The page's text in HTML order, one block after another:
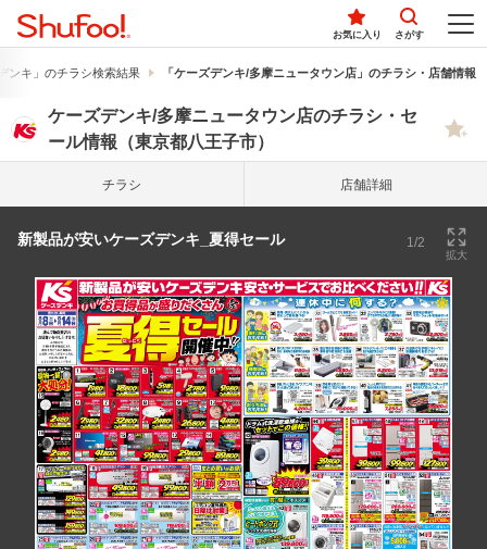
お気に入り さがす
ンキ」のチラシ検索結果 「ケーズデンキ/多摩ニュータウン店」のチラシ・店舗情報
ケーズデンキ/多摩ニュータウン店のチラシ・セ
ール情報（東京都八王子市）
チラシ 店舗詳細
新製品が安いケーズデンキ_夏得セール 1/2
拡大